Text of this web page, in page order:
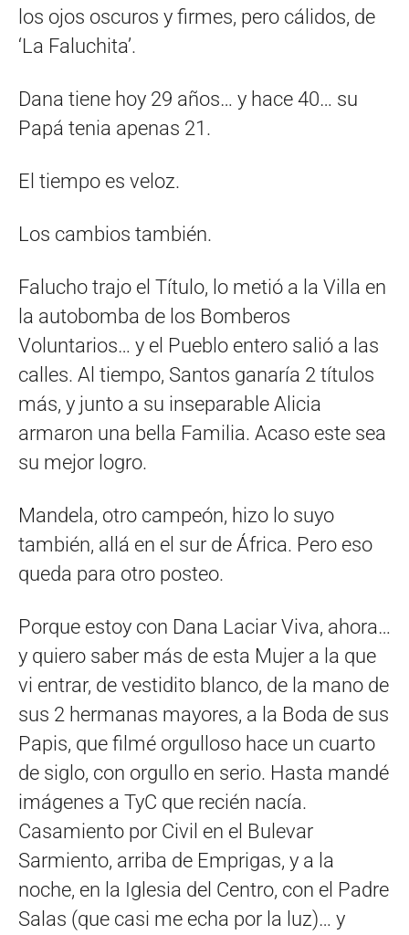
los ojos oscuros y firmes, pero cálidos, de
‘La Faluchita’.
Dana tiene hoy 29 años… y hace 40… su
Papá tenia apenas 21.
El tiempo es veloz.
Los cambios también.
Falucho trajo el Título, lo metió a la Villa en
la autobomba de los Bomberos
Voluntarios… y el Pueblo entero salió a las
calles. Al tiempo, Santos ganaría 2 títulos
más, y junto a su inseparable Alicia
armaron una bella Familia. Acaso este sea
su mejor logro.
Mandela, otro campeón, hizo lo suyo
también, allá en el sur de África. Pero eso
queda para otro posteo.
Porque estoy con Dana Laciar Viva, ahora…
y quiero saber más de esta Mujer a la que
vi entrar, de vestidito blanco, de la mano de
sus 2 hermanas mayores, a la Boda de sus
Papis, que filmé orgulloso hace un cuarto
de siglo, con orgullo en serio. Hasta mandé
imágenes a TyC que recién nacía.
Casamiento por Civil en el Bulevar
Sarmiento, arriba de Emprigas, y a la
noche, en la Iglesia del Centro, con el Padre
Salas (que casi me echa por la luz)… y